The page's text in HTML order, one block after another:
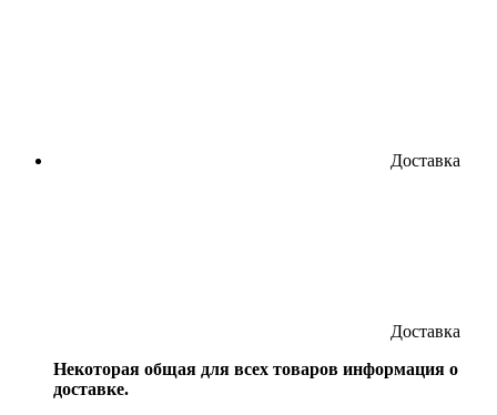
Доставка
Доставка
Некоторая общая для всех товаров информация о
доставке.